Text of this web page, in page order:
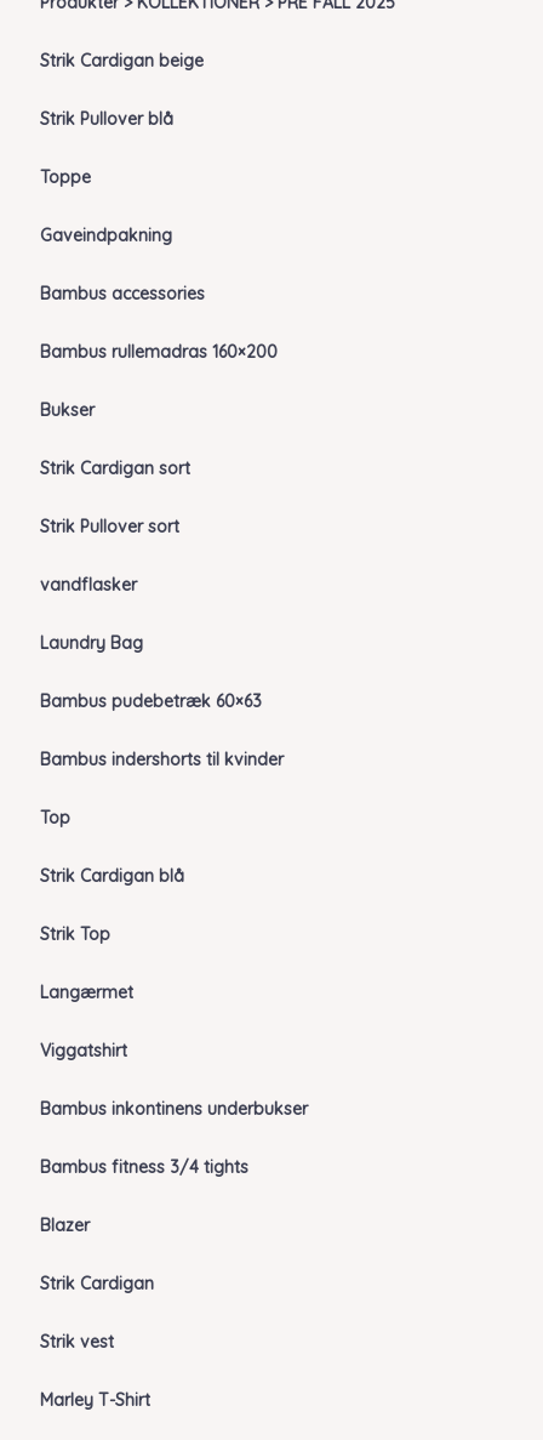
Strik Cardigan beige
Strik Pullover blå
Toppe
Gaveindpakning
Bambus accessories
Bambus rullemadras 160×200
Bukser
Strik Cardigan sort
Strik Pullover sort
vandflasker
Laundry Bag
Bambus pudebetræk 60×63
Bambus indershorts til kvinder
Top
Strik Cardigan blå
Strik Top
Langærmet
Viggatshirt
Bambus inkontinens underbukser
Bambus fitness 3/4 tights
Blazer
Strik Cardigan
Strik vest
Marley T-Shirt